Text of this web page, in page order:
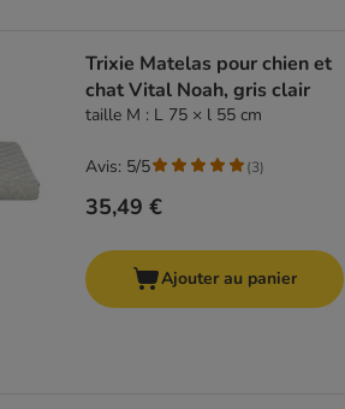
Trixie Matelas pour chien et
chat Vital Noah, gris clair
taille M : L 75 × l 55 cm
35,49 €
Avis: 5/5 (3)
Ajouter au panier